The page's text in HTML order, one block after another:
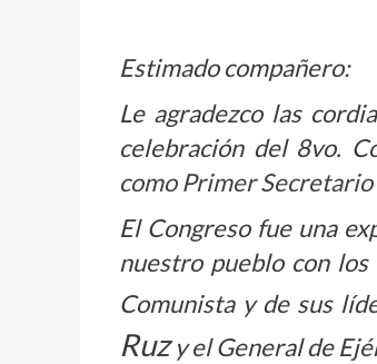
Estimado compañero:
Le agradezco las
celebración del 8vo.
como Primer
El Congreso fue una
nuestro pueblo con
Comunista y de sus
Ruzy el General de